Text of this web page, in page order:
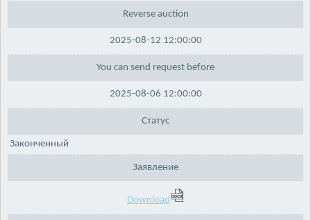
Reverse auction
2025-08-12 12:00:00
You can send request before
2025-08-06 12:00:00
Статус
Законченный
Заявление
Download